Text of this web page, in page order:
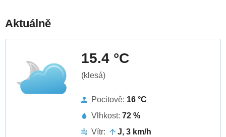
Aktuálně
15.4 °C
(klesá)
Pocitově: 16 °C
Vlhkost: 72 %
Vítr:
J, 3 km/h